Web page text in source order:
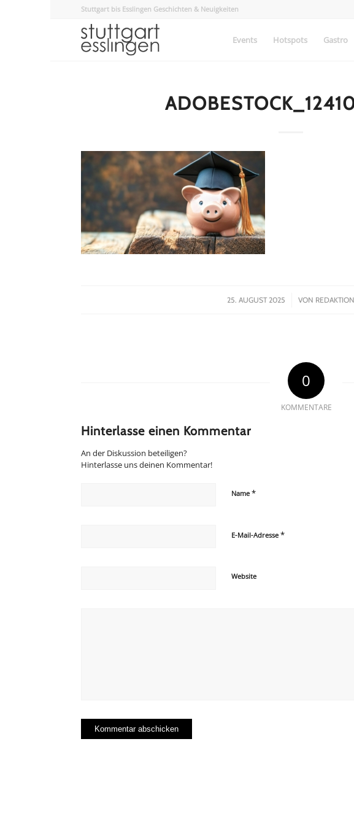
Stuttgart bis Esslingen Geschichten & Neuigkeiten
Events Hotspots Gastro
25. AUGUST 2025
/ VON REDAKTION
0
KOMMENTARE
Hinterlasse einen Kommentar
An der Diskussion beteiligen?
Hinterlasse uns deinen Kommentar!
Name *
E-Mail-Adresse *
Website